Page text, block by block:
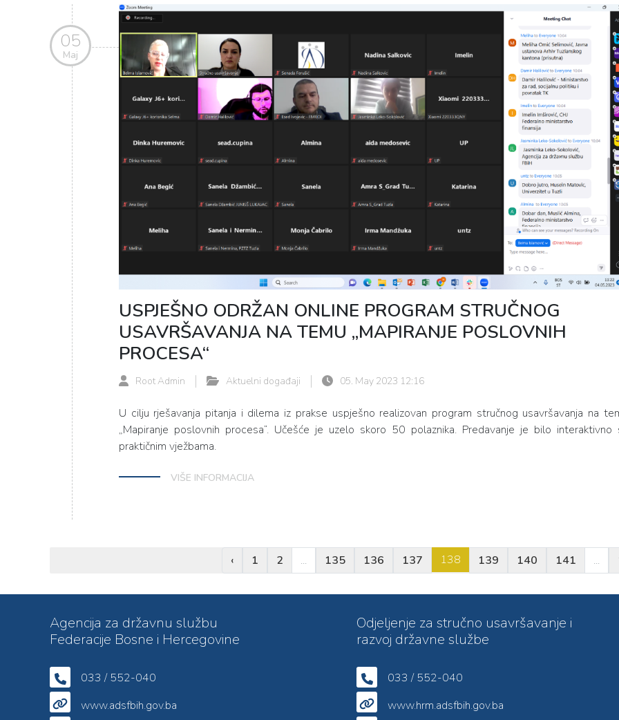
05
Maj
USPJEŠNO ODRŽAN ONLINE PROGRAM STRUČNOG
USAVRŠAVANJA NA TEMU „MAPIRANJE POSLOVNIH
PROCESA“
Root Admin Aktuelni događaji 05. May 2023 12:16
U cilju rješavanja pitanja i dilema iz prakse uspješno realizovan program stručnog usavršavanja na
„Mapiranje poslovnih procesa“. Učešće je uzelo skoro 50 polaznika. Predavanje je bilo interaktivno
praktičnim vježbama.
VIŠE INFORMACIJA
‹ 1 2 ... 135 136 137 138 139 140 141 ...
Agencija za državnu službu
Federacije Bosne i Hercegovine
033 / 552-040
www.adsfbih.gov.ba
Odjeljenje za stručno usavršavanje i
razvoj državne službe
033 / 552-040
www.hrm.adsfbih.gov.ba